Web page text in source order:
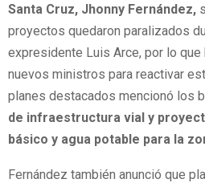
Santa Cruz, Jhonny Fernández,
proyectos quedaron paralizados
expresidente Luis Arce, por lo
nuevos ministros para reactivar
planes destacados mencionó los
de infraestructura vial y
básico y agua potable para la
Fernández también anunció que